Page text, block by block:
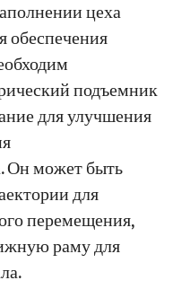
цеха
обеспечения
подъемник
для улучшения
Он может быть
для
перемещения,
раму для